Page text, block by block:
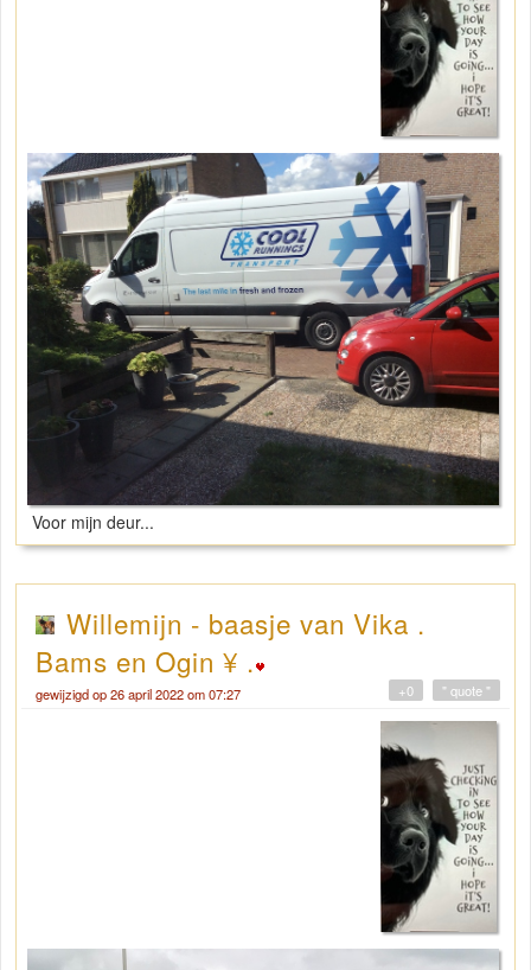
Voor mijn deur...
Willemijn - baasje van Vika .
Bams en Ogin ¥ .
gewijzigd op 26 april 2022 om 07:27 " quote "
+0